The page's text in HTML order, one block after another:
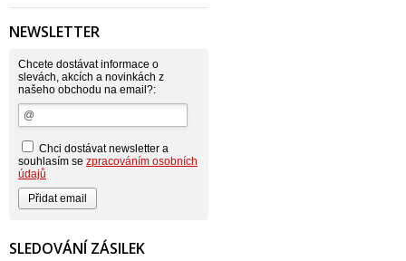
Alufix
Astonish
Atlantic
AutoMax Group
Axcentive
BaL
Bateria
Beauty Lille
Beiersdorf - Nivea
Bella
Benkor
BERGEN S. R. L.
Bettina Barty
Bio-repel
Bioclean
NEWSLETTER
Chcete dostávat informace o
slevách, akcích a novinkách z
našeho obchodu na email?:
Chci dostávat newsletter a
souhlasím se zpracováním osobních
údajů
SLEDOVÁNÍ ZÁSILEK